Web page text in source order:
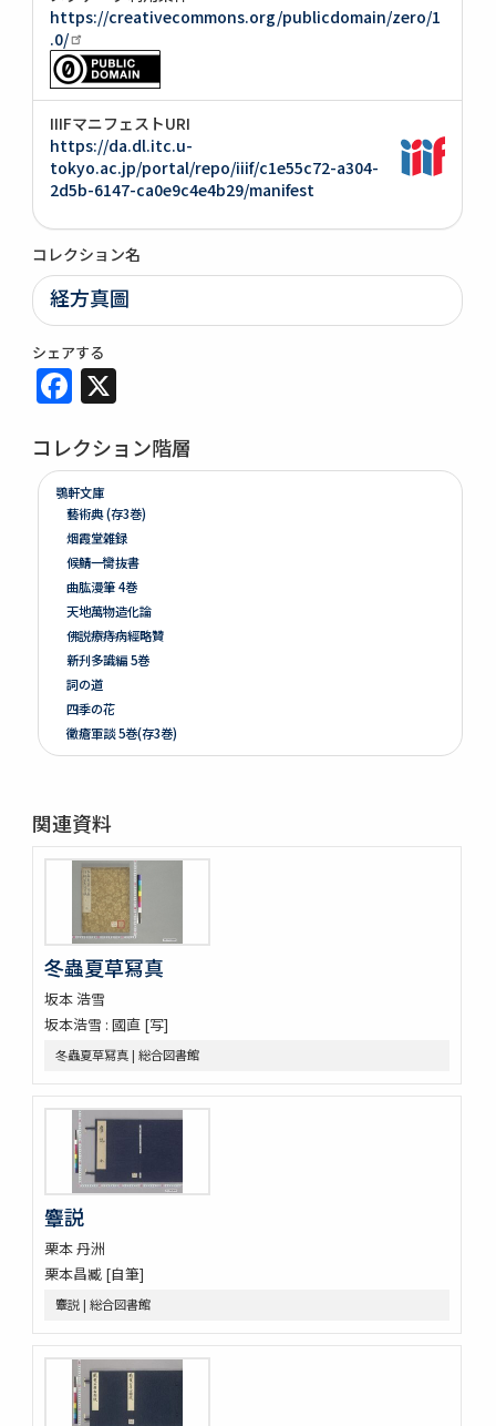
https://creativecommons.org/publicdomain/zero/1
.0/
IIIFマニフェストURI
https://da.dl.itc.u-
tokyo.ac.jp/portal/repo/iiif/c1e55c72-a304-
2d5b-6147-ca0e9c4e4b29/manifest
コレクション名
経方真圖
シェアする
Facebook
コレクション階層
鶚軒文庫
藝術典 (存3巻)
烟霞堂雑録
候鯖一臠抜書
曲肱漫筆 4巻
天地萬物造化論
佛説療痔病經略贊
新刋多識編 5巻
詞の道
四季の花
黴瘡軍談 5巻(存3巻)
煮藥漫抄 2巻
北女閭起原 3巻
さんてう記ときのたいこ
さんてう記ときのたいこ
疱瘡絵
繪本子供あそひ
有馬山温泉由来 . 下野國安蘇郡赤岩庚申山記
伊香保志
野州鹽原温泉真圖
下野國塩谷郡塩原温泉之圖
江戸三芝居并新吉原由緒書
周憲王救荒本草 14巻
本草綱目序註
本艸序例
順抄伊呂波寄
新添脩治纂要 5巻
本草和名抜書
本草和名字類
本草綱目譯説 52巻(存4巻)
本草
太平和劑圖經本草藥性緫論
蘭法口傳明細書
醫史 10巻
関連資料
冬蟲夏草冩真
坂本 浩雪
坂本浩雪 : 國直 [写]
冬蟲夏草冩真 | 総合図書館
麞説
栗本 丹洲
栗本昌臧 [自筆]
麞説 | 総合図書館